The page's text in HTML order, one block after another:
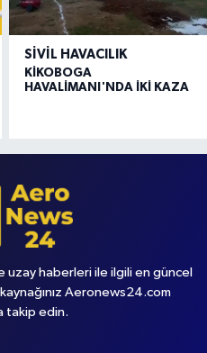
SIVIL HAVACILIK
KİKOBOGA
HAVALİMANI'NDA İKİ KAZA
uzay haberleri ile ilgili en güncel
Aeronews24.com
takip edin.